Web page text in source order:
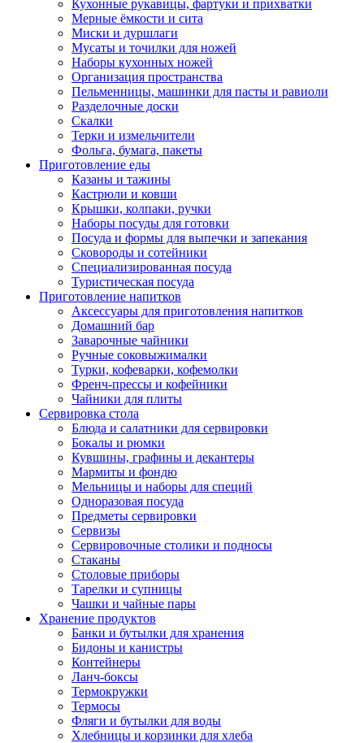
Кухонные рукавицы, фартуки и прихватки
Мерные ёмкости и сита
Миски и дуршлаги
Мусаты и точилки для ножей
Наборы кухонных ножей
Организация пространства
Пельменницы, машинки для пасты и равиоли
Разделочные доски
Скалки
Терки и измельчители
Фольга, бумага, пакеты
Приготовление еды
Казаны и тажины
Кастрюли и ковши
Крышки, колпаки, ручки
Наборы посуды для готовки
Посуда и формы для выпечки и запекания
Сковороды и сотейники
Специализированная посуда
Туристическая посуда
Приготовление напитков
Аксессуары для приготовления напитков
Домашний бар
Заварочные чайники
Ручные соковыжималки
Турки, кофеварки, кофемолки
Френч-прессы и кофейники
Чайники для плиты
Сервировка стола
Блюда и салатники для сервировки
Бокалы и рюмки
Кувшины, графины и декантеры
Мармиты и фондю
Мельницы и наборы для специй
Одноразовая посуда
Предметы сервировки
Сервизы
Сервировочные столики и подносы
Стаканы
Столовые приборы
Тарелки и супницы
Чашки и чайные пары
Хранение продуктов
Банки и бутылки для хранения
Бидоны и канистры
Контейнеры
Ланч-боксы
Термокружки
Термосы
Фляги и бутылки для воды
Хлебницы и корзинки для хлеба